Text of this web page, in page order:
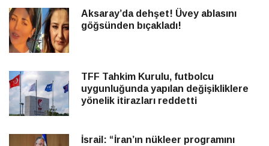
Aksaray’da dehşet! Üvey ablasını
göğsünden bıçakladı!
TFF Tahkim Kurulu, futbolcu
uygunluğunda yapılan değişikliklere
yönelik itirazları reddetti
İsrail: “İran’ın nükleer programını